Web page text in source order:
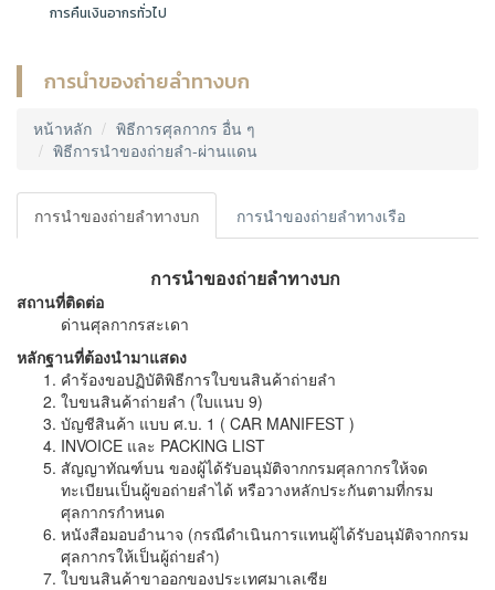
การคืนเงินอากรทั่วไป
การนำของถ่ายลำทางบก
หน้าหลัก
พิธีการศุลกากร อื่น ๆ
พิธีการนำของถ่ายลำ-ผ่านแดน
การนำของถ่ายลำทางบก การนำของถ่ายลำทางเรือ
การนำของถ่ายลำทางบก
สถานที่ติดต่อ
ด่านศุลกากรสะเดา
หลักฐานที่ต้องนำมาแสดง
คำร้องขอปฏิบัติพิธีการใบขนสินค้าถ่ายลำ
ใบขนสินค้าถ่ายลำ (ใบแนบ 9)
บัญชีสินค้า แบบ ศ.บ. 1 ( CAR MANIFEST )
INVOICE และ PACKING LIST
สัญญาทัณฑ์บน ของผู้ได้รับอนุมัติจากกรมศุลกากรให้จด
ทะเบียนเป็นผู้ขอถ่ายลำได้ หรือวางหลักประกันตามที่กรม
ศุลกากรกำหนด
หนังสือมอบอำนาจ (กรณีดำเนินการแทนผู้ได้รับอนุมัติจากกรม
ศุลกากรให้เป็นผู้ถ่ายลำ)
ใบขนสินค้าขาออกของประเทศมาเลเซีย